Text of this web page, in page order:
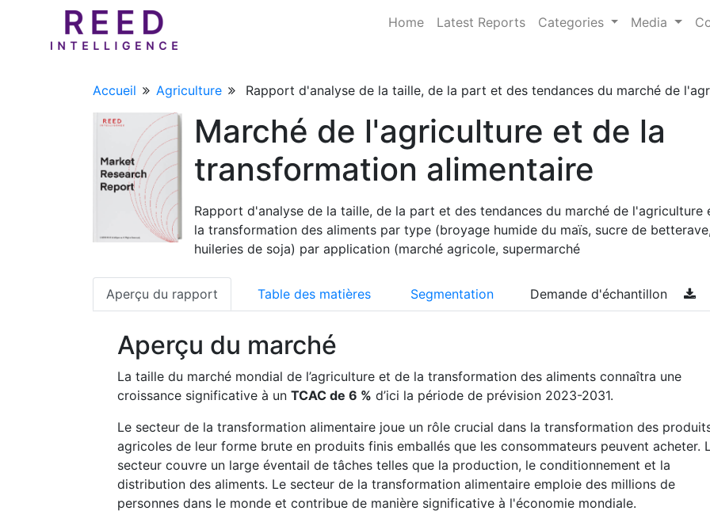
Home Latest Reports Categories Media
Accueil Agriculture Rapport d'analyse de la taille, de la part et des tendances du marché de
Marché de l'agriculture et de la
transformation alimentaire
Rapport d'analyse de la taille, de la part et des tendances du marché de l'agriculture
la transformation des aliments par type (broyage humide du maïs, sucre de betterave,
huileries de soja) par application (marché agricole, supermarché
Aperçu du rapport Table des matières Segmentation Demande d'échantillon
Aperçu du marché
La taille du marché mondial de l’agriculture et de la transformation des aliments connaîtra une
croissance significative à un TCAC de 6 % d’ici la période de prévision 2023-2031.
Le secteur de la transformation alimentaire joue un rôle crucial dans la transformation des
agricoles de leur forme brute en produits finis emballés que les consommateurs peuvent acheter.
secteur couvre un large éventail de tâches telles que la production, le conditionnement et la
distribution des aliments. Le secteur de la transformation alimentaire emploie des millions de
personnes dans le monde et contribue de manière significative à l'économie mondiale.